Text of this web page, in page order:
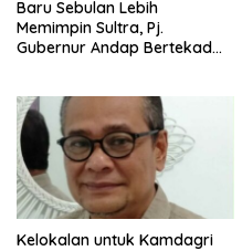
Baru Sebulan Lebih
Memimpin Sultra, Pj.
Gubernur Andap Bertekad
Tenggara
Kelokalan untuk Kamdagri